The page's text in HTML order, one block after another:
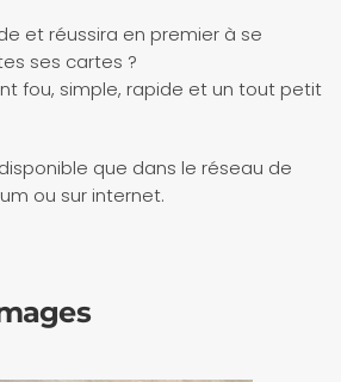
et réussira en premier à se
ses cartes ?
fou, simple, rapide et un tout petit
disponible que dans le réseau de
ou sur internet.